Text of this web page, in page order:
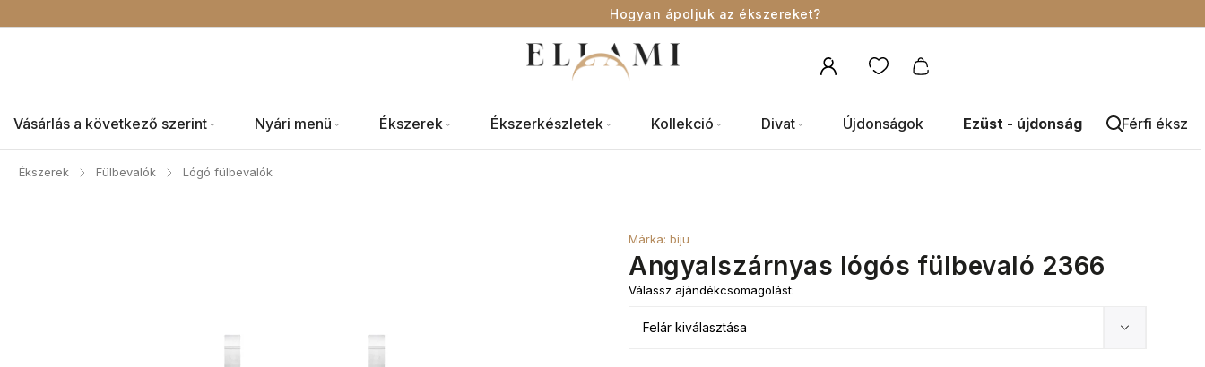
Hogyan ápoljuk az ékszereket?
Vásárlás a következő szerint Nyári menü Ékszerek Ékszerkészletek Kollekció Divat Újdonságok Ezüst - újdonság Férfi
Ékszerek / Fülbevalók / Lógó fülbevalók
Angyalszárnyas lógós fülbevaló 2366
Márka:biju
Válassz ajándékcsomagolást: